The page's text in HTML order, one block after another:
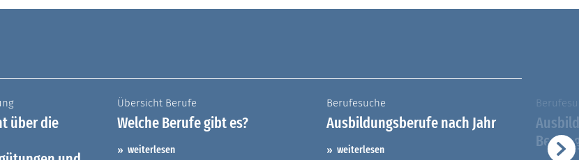
über die
Übersicht Berufe
Welche Berufe gibt es?
weiterlesen
Berufesuche
Ausbildungsberufe nach Jahr
weiterlesen